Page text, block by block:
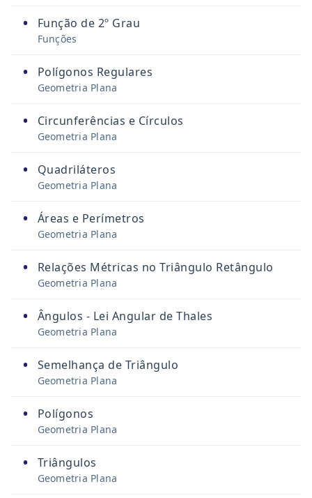
• Função de 2º Grau
Funções
• Polígonos Regulares
Geometria Plana
• Circunferências e Círculos
Geometria Plana
• Quadriláteros
Geometria Plana
• Áreas e Perímetros
Geometria Plana
• Relações Métricas no Triângulo Retângulo
Geometria Plana
• Ângulos - Lei Angular de Thales
Geometria Plana
• Semelhança de Triângulo
Geometria Plana
• Polígonos
Geometria Plana
• Triângulos
Geometria Plana